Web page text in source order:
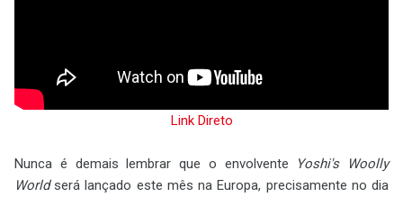
Link Direto
Nunca é demais lembrar que o envolvente
Yoshi's Woolly
Worldserá lançado este mês na Europa, precisamente no dia